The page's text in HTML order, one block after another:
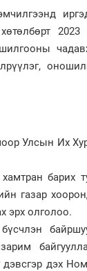
Улсын Их
барих
газар
эрх олголоо.
дэвсгэр дэх